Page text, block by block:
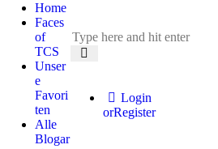
Home
Faces
of
TCS
Unser
e
Favori
ten
Alle
Blogar
Login
orRegister